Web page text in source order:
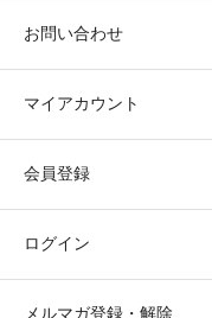
お問い合わせ
マイアカウント
会員登録
ログイン
メルマガ登録・解除